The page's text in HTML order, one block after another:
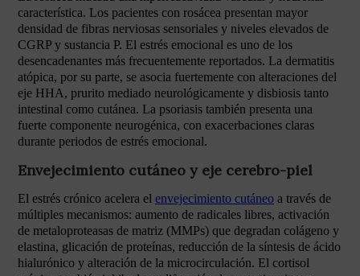
característica. Los pacientes con rosácea presentan mayor
densidad de fibras nerviosas sensoriales y niveles elevados de
CGRP y sustancia P. El estrés emocional es uno de los
desencadenantes más frecuentemente reportados. La dermatitis
atópica, por su parte, se asocia fuertemente con alteraciones del
eje HHA, prurito mediado neurológicamente y disbiosis tanto
intestinal como cutánea. La psoriasis también presenta una
fuerte componente neurogénica, con exacerbaciones claras
durante periodos de estrés emocional.
Envejecimiento cutáneo y eje cerebro-piel
El estrés crónico acelera el envejecimiento cutáneo a través de
múltiples mecanismos: aumento de radicales libres, activación
de metaloproteasas de matriz (MMPs) que degradan colágeno y
elastina, glicación de proteínas, reducción de la síntesis de ácido
hialurónico y alteración de la microcirculación. El cortisol